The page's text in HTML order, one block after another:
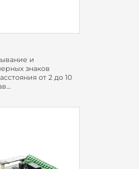
и
знаков
от 2 до 10